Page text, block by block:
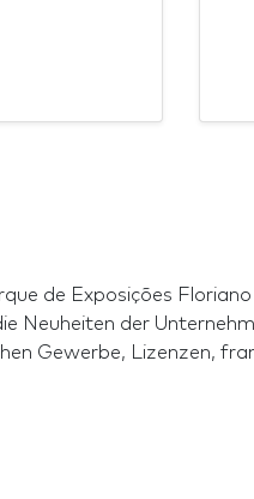
de Exposições
Neuheiten der
Gewerbe, Lizenzen,